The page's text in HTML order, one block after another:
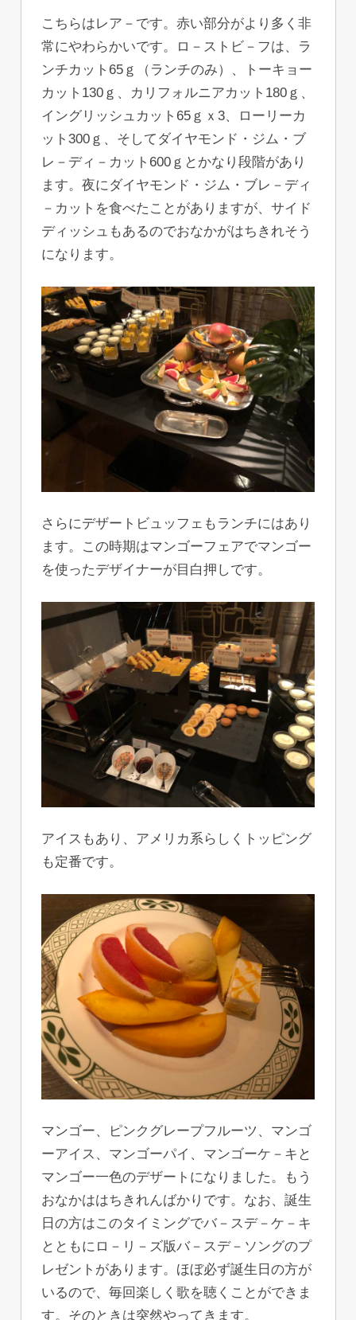
こちらはレア－です。赤い部分がより多く非
常にやわらかいです。ロ－ストビ－フは、ラ
ンチカット65ｇ（ランチのみ）、トーキョー
カット130ｇ、カリフォルニアカット180ｇ、
イングリッシュカット65ｇｘ3、ローリーカ
ット300ｇ、そしてダイヤモンド・ジム・ブ
レ－ディ－カット600ｇとかなり段階があり
ます。夜にダイヤモンド・ジム・ブレ－ディ
－カットを食べたことがありますが、サイド
ディッシュもあるのでおなかがはちきれそう
になります。
さらにデザートビュッフェもランチにはあり
ます。この時期はマンゴーフェアでマンゴー
を使ったデザイナーが目白押しです。
アイスもあり、アメリカ系らしくトッピング
も定番です。
マンゴー、ピンクグレープフルーツ、マンゴ
ーアイス、マンゴーパイ、マンゴーケ－キと
マンゴー一色のデザートになりました。もう
おなかははちきれんばかりです。なお、誕生
日の方はこのタイミングでバ－スデ－ケ－キ
とともにロ－リ－ズ版バ－スデ－ソングのプ
レゼントがあります。ほぼ必ず誕生日の方が
いるので、毎回楽しく歌を聴くことができま
す。そのときは突然やってきます。